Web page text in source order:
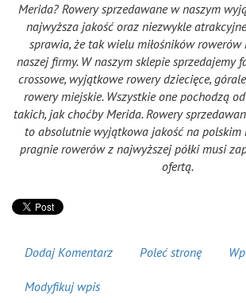
Merida? Rowery sprzedawane w naszym
najwyższa jakość oraz niezwykle atrakcyjne
sprawia, że tak wielu miłośników rowerów
naszej firmy. W naszym sklepie sprzedajemy
crossowe, wyjątkowe rowery dziecięce,
rowery miejskie. Wszystkie one pochodzą
takich, jak choćby Merida. Rowery
to absolutnie wyjątkowa jakość na polskim
pragnie rowerów z najwyższej półki musi
ofertą.
Dodaj Komentarz Poleć stronę
Modyfikuj wpis